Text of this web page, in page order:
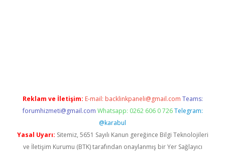
Reklam ve İletişim: E-mail: backlinkpaneli@gmail.com Teams:
forumhizmeti@gmail.com Whatsapp: 0262 606 0 726 Telegram:
@karabul
Yasal Uyarı: Sitemiz, 5651 Sayılı Kanun gereğince Bilgi Teknolojileri
ve İletişim Kurumu (BTK) tarafından onaylanmış bir Yer Sağlayıcı